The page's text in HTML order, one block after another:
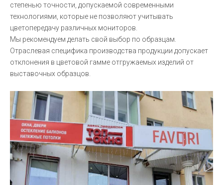
степенью точности, допускаемой современными
технологиями, которые не позволяют учитывать
цветопередачу различных мониторов.
Мы рекомендуем делать свой выбор по образцам.
Отраслевая специфика производства продукции допускает
отклонения в цветовой гамме отгружаемых изделий от
выставочных образцов.